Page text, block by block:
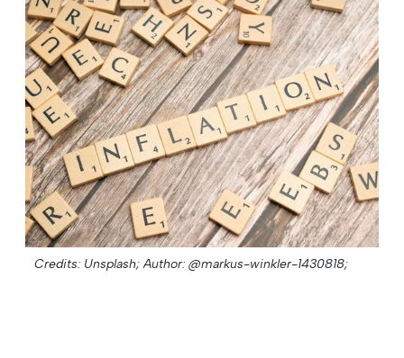
Credits: Unsplash; Author: @markus-winkler-1430818;